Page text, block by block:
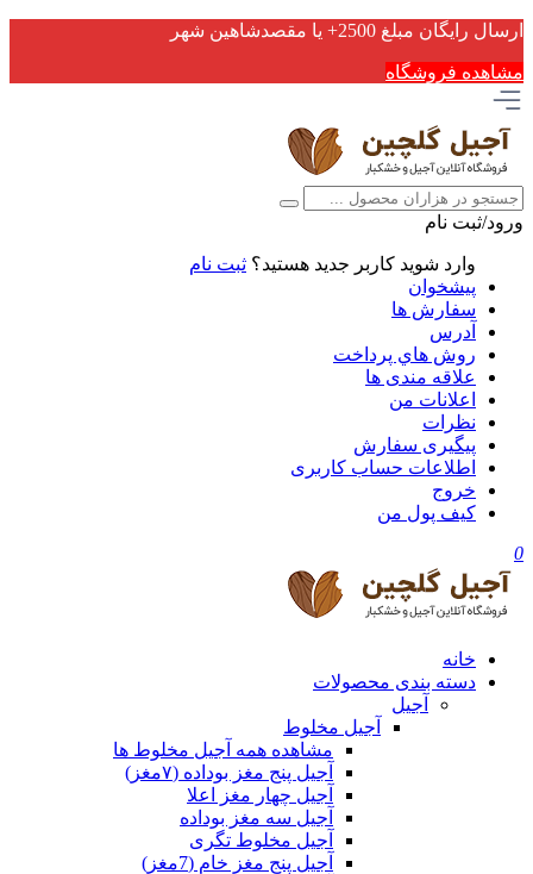
ارسال رایگان مبلغ 2500+ یا مقصدشاهین شهر
مشاهده فروشگاه
ورود/ثبت نام
وارد شوید کاربر جدید هستید؟ ثبت نام
پیشخوان
سفارش ها
آدرس
روش هاي پرداخت
علاقه مندی ها
اعلانات من
نظرات
پیگیری سفارش
اطلاعات حساب كاربری
خروج
کیف پول من
0
خانه
دسته بندی محصولات
آجیل
آجیل مخلوط
مشاهده همه آجیل مخلوط ها
آجیل پنج مغز بوداده (۷مغز)
آجیل چهار مغز اعلا
آجیل سه مغز بوداده
آجیل مخلوط تگری
آجیل پنج مغز خام (7مغز)